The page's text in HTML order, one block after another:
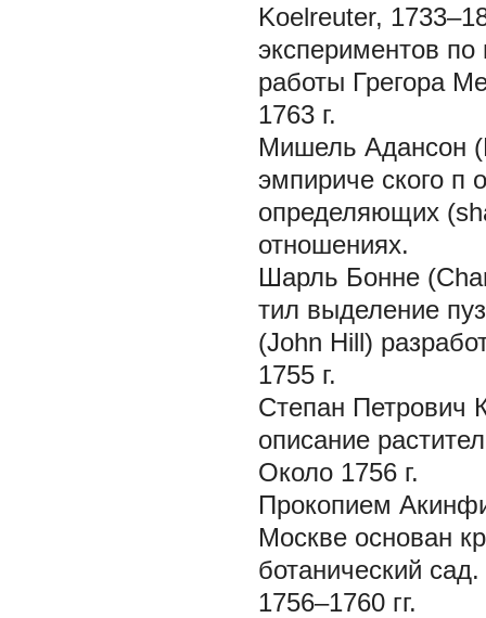
Koelreuter,
экспериментов по
работы Грегора
1763 г.
Мишель Адансон
эмпириче ского п
определяющих
отношениях.
Шарль Бонне
тил выделение
(John Hill)
1755 г.
Степан Петрович
описание
Около 1756 г.
Прокопием
Москве основан
ботанический сад.
1756–1760 гг.